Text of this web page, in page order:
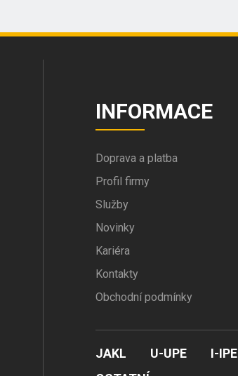
INFORMACE
Doprava a platba
Profil firmy
Služby
Novinky
Kariéra
Kontakty
Obchodní podmínky
JAKL U-UPE I-IPE